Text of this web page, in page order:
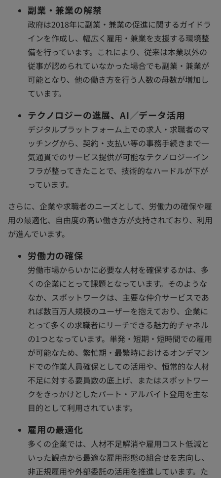
副業・兼業の解禁
政府は2018年に副業・兼業の促進に関するガイドラ
インを作成し、幅広く雇用・兼業を支援する環境整
備を行っています。これにより、従来は本業以外の
従事が認められていなかった場合でも副業・兼業が
可能となり、他の働き方を行う人数の母数が増加し
ています。
テクノロジーの進展、AI／データ活用
デジタルプラットフォーム上での求人・求職者のマ
ッチングから、契約・支払い等の事務手続きまで一
気通貫でのサービス提供が可能なテクノロジーイン
フラが整ってきたことで、技術的なハードルが下が
っています。
さらに、企業や求職者のニーズとして、労働力の確保や雇
用の最適化、自由度の高い働き方が支持されており、利用
が進んでいます。
労働力の確保
労働市場からいかに必要な人材を確保するかは、多
くの企業にとって課題となっています。そのような
なか、スポットワークは、主要な仲介サービスであ
れば数百万人規模のユーザーを抱えており、企業に
とって多くの求職者にリーチできる魅力的チャネル
の1つとなっています。単発・短期・短時間での雇用
が可能なため、繁忙期・最繁時におけるオンデマン
ドでの作業人員確保としての活用や、恒常的な人材
不足に対する要員数の底上げ、またはスポットワー
クをきっかけとしたパート・アルバイト登用を主な
目的として利用されています。
雇用の最適化
多くの企業では、人材不足解消や雇用コスト低減と
いった観点から最適な雇用形態の組合せを志向し、
非正規雇用や外部委託の活用を推進しています。た